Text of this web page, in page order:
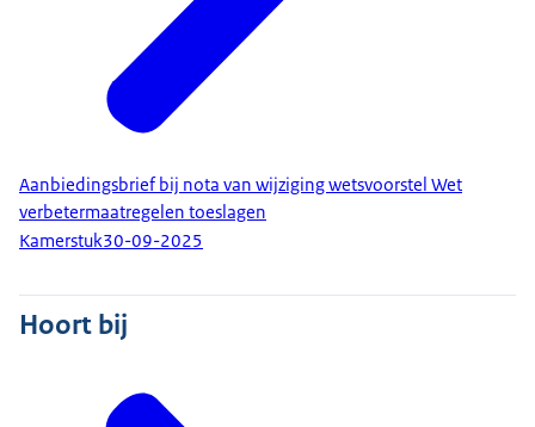
Aanbiedingsbrief bij nota van wijziging wetsvoorstel Wet
verbetermaatregelen toeslagen
Kamerstuk30-09-2025
Hoort bij